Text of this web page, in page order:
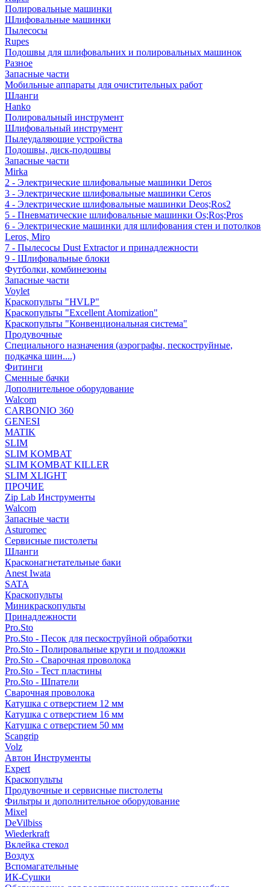
Полировальные машинки
Шлифовальные машинки
Пылесосы
Rupes
Подошвы для шлифовальних и полировальных машинок
Разное
Запасные части
Мобильные аппараты для очистительных работ
Шланги
Hanko
Полировальный инструмент
Шлифовальный инструмент
Пылеудаляющие устройства
Подошвы, диск-подошвы
Запасные части
Mirka
2 - Электрические шлифовальные машинки Deros
3 - Электрические шлифовальные машинки Ceros
4 - Электрические шлифовальные машинки Deos;Ros2
5 - Пневматические шлифовальные машинки Os;Ros;Pros
6 - Электрические машинки для шлифования стен и потолков
Leros, Miro
7 - Пылесосы Dust Extractor и принадлежности
9 - Шлифовальные блоки
Футболки, комбинезоны
Запасные части
Voylet
Краскопульты "HVLP"
Краскопульты "Excellent Atomization"
Краскопульты "Конвенциональная система"
Продувочные
Специального назначения (аэрографы, пескоструйные,
подкачка шин....)
Фитинги
Сменные бачки
Дополнительное оборудование
Walcom
CARBONIO 360
GENESI
MATIK
SLIM
SLIM KOMBAT
SLIM KOMBAT KILLER
SLIM XLIGHT
ПРОЧИЕ
Zip Lab Инструменты
Walсom
Запасные части
Asturomec
Сервисные пистолеты
Шланги
Красконагнетательные баки
Anest Iwata
SATA
Краскопульты
Миникраскопульты
Принадлежности
Pro.Sto
Pro.Sto - Песок для пескоструйной обработки
Pro.Sto - Полировальные круги и подложки
Pro.Sto - Сварочная проволока
Pro.Sto - Тест пластины
Pro.Sto - Шпатели
Сварочная проволока
Катушка с отверстием 12 мм
Катушка с отверстием 16 мм
Катушка с отверстием 50 мм
Scangrip
Volz
Автон Инструменты
Expert
Краскопульты
Продувочные и сервисные пистолеты
Фильтры и дополнительное оборудование
Mixel
DeVilbiss
Wiederkraft
Вклейка стекол
Воздух
Вспомагательные
ИК-Сушки